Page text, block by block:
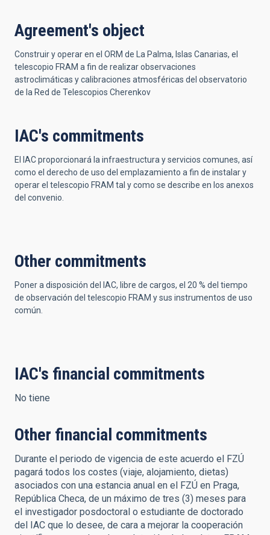
Agreement's object
Construir y operar en el ORM de La Palma, Islas Canarias, el
telescopio FRAM a fin de realizar observaciones
astroclimáticas y calibraciones atmosféricas del observatorio
de la Red de Telescopios Cherenkov
IAC's commitments
El IAC proporcionará la infraestructura y servicios comunes, así
como el derecho de uso del emplazamiento a fin de instalar y
operar el telescopio FRAM tal y como se describe en los anexos
del convenio.
Other commitments
Poner a disposición del IAC, libre de cargos, el 20 % del tiempo
de observación del telescopio FRAM y sus instrumentos de uso
común.
IAC's financial commitments
No tiene
Other financial commitments
Durante el periodo de vigencia de este acuerdo el FZÚ
pagará todos los costes (viaje, alojamiento, dietas)
asociados con una estancia anual en el FZÚ en Praga,
República Checa, de un máximo de tres (3) meses para
el investigador posdoctoral o estudiante de doctorado
del IAC que lo desee, de cara a mejorar la cooperación